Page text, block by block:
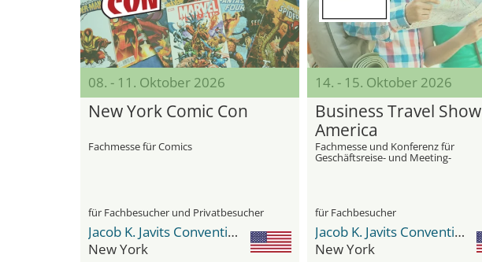
08. - 11. Oktober 2026
New York Comic Con
Fachmesse für Comics
für Fachbesucher und Privatbesucher
Jacob K. Javits Convention Center
New York
14. - 15. Oktober 2026
Business Travel Show
America
Fachmesse und Konferenz für
Geschäftsreise- und Meeting-
für Fachbesucher
Jacob K. Javits Convention Center
New York